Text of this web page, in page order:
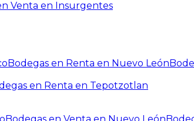
Venta en Insurgentes
Bodegas en Renta en Nuevo León
en Renta en Tepotzotlan